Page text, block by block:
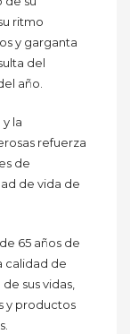
ritmo
y garganta
del
año.
la
refuerza
de
de vida de
65 años de
calidad de
sus vidas,
y productos